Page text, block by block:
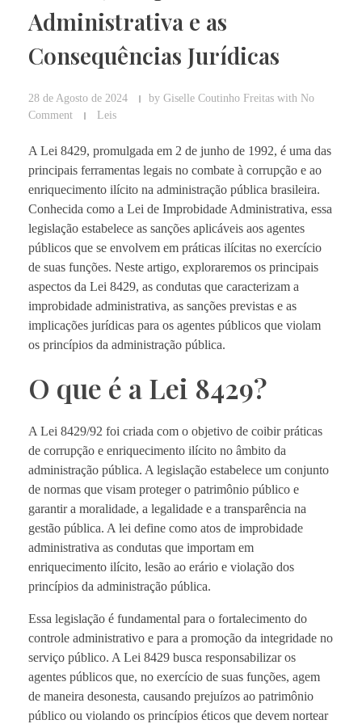
Administrativa e as
Consequências Jurídicas
28 de Agosto de 2024 by Giselle Coutinho Freitas with No
Comment
Leis
A Lei 8429, promulgada em 2 de junho de 1992, é uma das
principais ferramentas legais no combate à corrupção e ao
enriquecimento ilícito na administração pública brasileira.
Conhecida como a Lei de Improbidade Administrativa, essa
legislação estabelece as sanções aplicáveis aos agentes
públicos que se envolvem em práticas ilícitas no exercício
de suas funções. Neste artigo, exploraremos os principais
aspectos da Lei 8429, as condutas que caracterizam a
improbidade administrativa, as sanções previstas e as
implicações jurídicas para os agentes públicos que violam
os princípios da administração pública.
O que é a Lei 8429?
A Lei 8429/92 foi criada com o objetivo de coibir práticas
de corrupção e enriquecimento ilícito no âmbito da
administração pública. A legislação estabelece um conjunto
de normas que visam proteger o patrimônio público e
garantir a moralidade, a legalidade e a transparência na
gestão pública. A lei define como atos de improbidade
administrativa as condutas que importam em
enriquecimento ilícito, lesão ao erário e violação dos
princípios da administração pública.
Essa legislação é fundamental para o fortalecimento do
controle administrativo e para a promoção da integridade no
serviço público. A Lei 8429 busca responsabilizar os
agentes públicos que, no exercício de suas funções, agem
de maneira desonesta, causando prejuízos ao patrimônio
público ou violando os princípios éticos que devem nortear